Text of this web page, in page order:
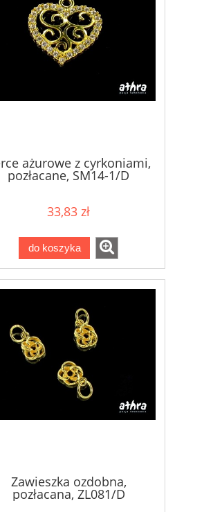
ażurowe z cyrkoniami,
pozłacane, SM14-1/D
33,83 zł
do koszyka
Zawieszka ozdobna,
pozłacana, ZL081/D